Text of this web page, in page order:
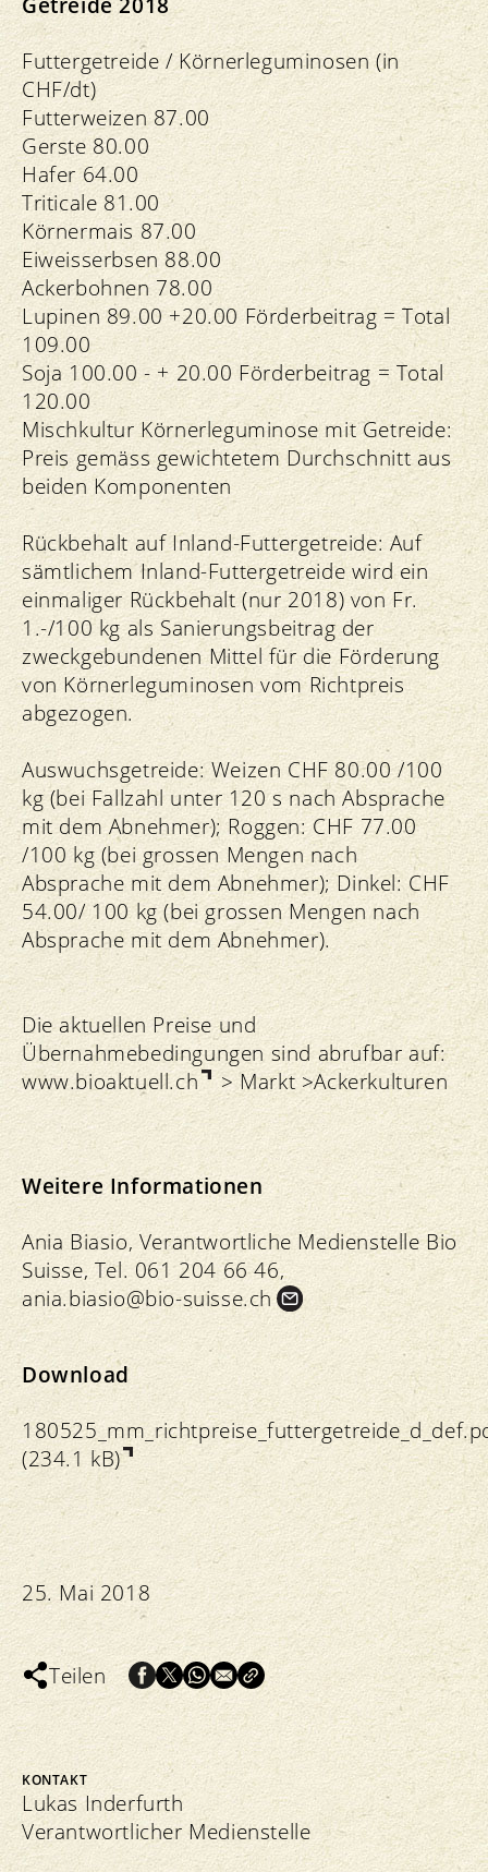
Futtergetreide / Körnerleguminosen (in
CHF/dt)
Futterweizen 87.00
Gerste 80.00
Hafer 64.00
Triticale 81.00
Körnermais 87.00
Eiweisserbsen 88.00
Ackerbohnen 78.00
Lupinen 89.00 +20.00 Förderbeitrag = Total
109.00
Soja 100.00 - + 20.00 Förderbeitrag = Total
120.00
Mischkultur Körnerleguminose mit Getreide:
Preis gemäss gewichtetem Durchschnitt aus
beiden Komponenten
Rückbehalt auf Inland-Futtergetreide: Auf
sämtlichem Inland-Futtergetreide wird ein
einmaliger Rückbehalt (nur 2018) von Fr.
1.-/100 kg als Sanierungsbeitrag der
zweckgebundenen Mittel für die Förderung
von Körnerleguminosen vom Richtpreis
abgezogen.
Auswuchsgetreide: Weizen CHF 80.00 /100
kg (bei Fallzahl unter 120 s nach Absprache
mit dem Abnehmer); Roggen: CHF 77.00
/100 kg (bei grossen Mengen nach
Absprache mit dem Abnehmer); Dinkel: CHF
54.00/ 100 kg (bei grossen Mengen nach
Absprache mit dem Abnehmer).
Die aktuellen Preise und
Übernahmebedingungen sind abrufbar auf:
www.bioaktuell.ch
> Markt >Ackerkulturen
Weitere Informationen
Ania Biasio, Verantwortliche Medienstelle Bio
Suisse, Tel. 061 204 66 46,
ania.biasio@bio-suisse.ch
Download
(234.1 kB)
25. Mai 2018
Teilen
KONTAKT
Lukas Inderfurth
Verantwortlicher Medienstelle